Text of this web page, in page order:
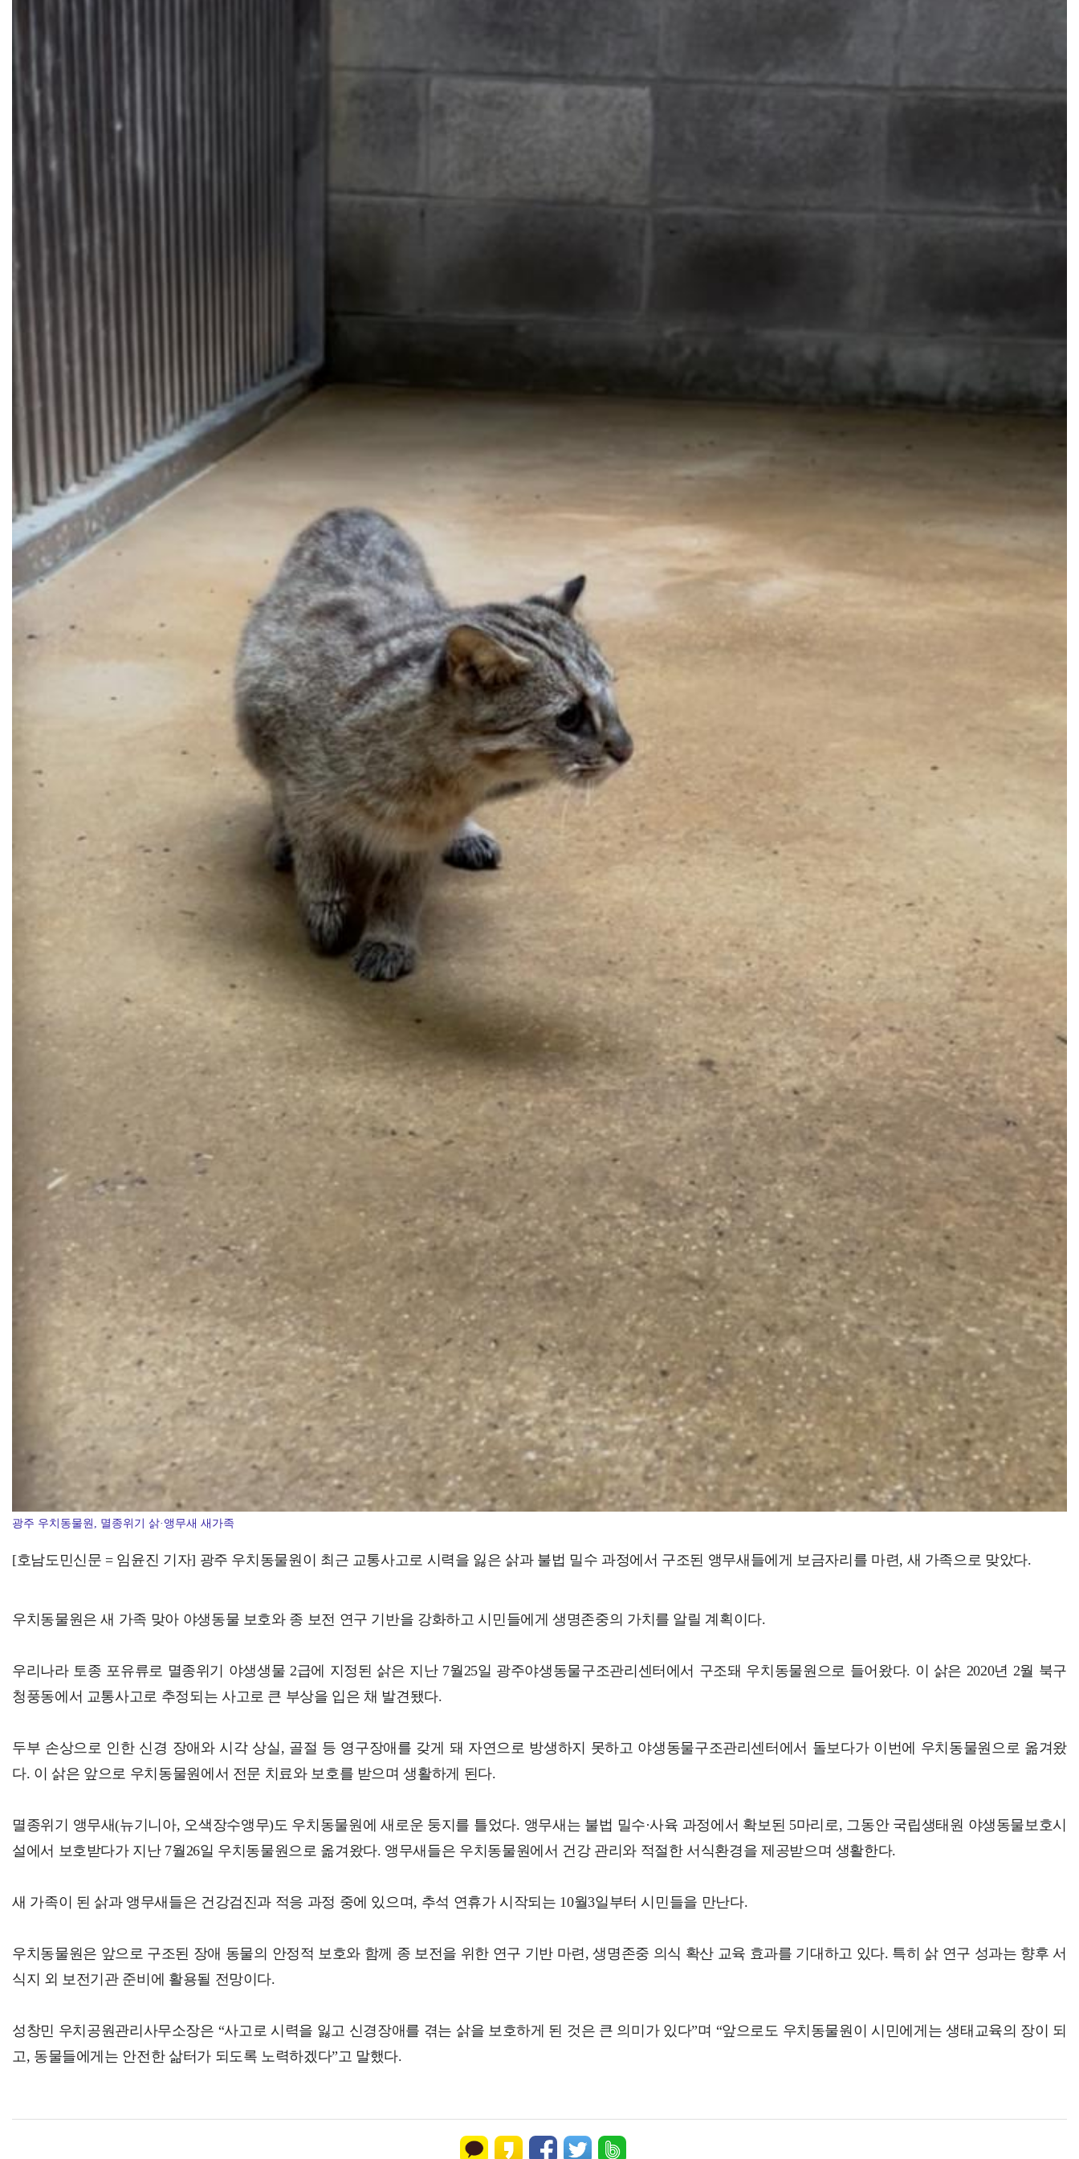
광주 우치동물원, 멸종위기 삵·앵무새 새가족
[호남도민신문 = 임윤진 기자] 광주 우치동물원이 최근 교통사고로 시력을 잃은 삵과 불법 밀수 과정에서 구조된 앵무새들에게 보금자리를 마련, 새 가족으로 맞았다.
우치동물원은 새 가족 맞아 야생동물 보호와 종 보전 연구 기반을 강화하고 시민들에게 생명존중의 가치를 알릴 계획이다.
우리나라 토종 포유류로 멸종위기 야생생물 2급에 지정된 삵은 지난 7월25일 광주야생동물구조관리센터에서 구조돼 우치동물원으로 들어왔다. 이 삵은 2020년 2월 북구
청풍동에서 교통사고로 추정되는 사고로 큰 부상을 입은 채 발견됐다.
두부 손상으로 인한 신경 장애와 시각 상실, 골절 등 영구장애를 갖게 돼 자연으로 방생하지 못하고 야생동물구조관리센터에서 돌보다가 이번에 우치동물원으로 옮겨왔
다. 이 삵은 앞으로 우치동물원에서 전문 치료와 보호를 받으며 생활하게 된다.
멸종위기 앵무새(뉴기니아, 오색장수앵무)도 우치동물원에 새로운 둥지를 틀었다. 앵무새는 불법 밀수·사육 과정에서 확보된 5마리로, 그동안 국립생태원 야생동물보호시
설에서 보호받다가 지난 7월26일 우치동물원으로 옮겨왔다. 앵무새들은 우치동물원에서 건강 관리와 적절한 서식환경을 제공받으며 생활한다.
새 가족이 된 삵과 앵무새들은 건강검진과 적응 과정 중에 있으며, 추석 연휴가 시작되는 10월3일부터 시민들을 만난다.
우치동물원은 앞으로 구조된 장애 동물의 안정적 보호와 함께 종 보전을 위한 연구 기반 마련, 생명존중 의식 확산 교육 효과를 기대하고 있다. 특히 삵 연구 성과는 향후 서
식지 외 보전기관 준비에 활용될 전망이다.
성창민 우치공원관리사무소장은 “사고로 시력을 잃고 신경장애를 겪는 삵을 보호하게 된 것은 큰 의미가 있다”며 “앞으로도 우치동물원이 시민에게는 생태교육의 장이 되
고, 동물들에게는 안전한 삶터가 되도록 노력하겠다”고 말했다.